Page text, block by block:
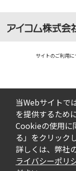
ダウンロ
の転用は
ダウンロ
べての掲載
い。お客様
の欠陥が生
証をいたし
果、万一お
社及び販売
サイトのご利用に
当Webサイトで
を提供するため
Cookieの使用に
る」をクリック
詳しくは、弊社
ライバシーポリ